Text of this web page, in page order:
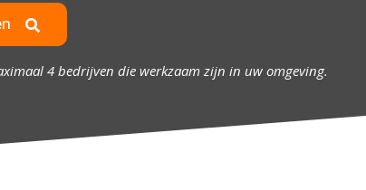
4 bedrijven die werkzaam zijn in uw omgeving.